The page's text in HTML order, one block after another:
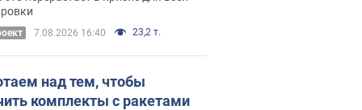
7.08.2026 16:40 23,2 т.
над тем, чтобы
комплекты с ракетами